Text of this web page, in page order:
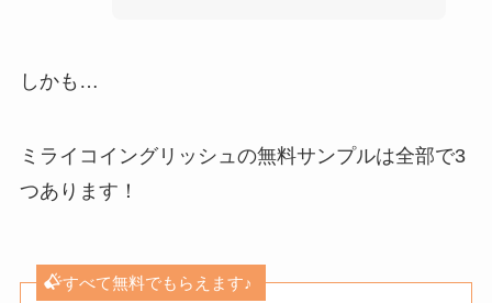
しかも…
ミライコイングリッシュの無料サンプルは全部で3
つあります！
すべて無料でもらえます♪